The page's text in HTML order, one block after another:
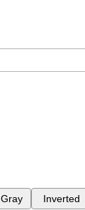
Gray Inverted